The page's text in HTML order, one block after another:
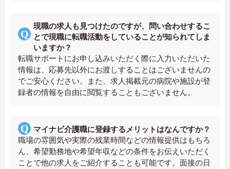
現職の求人も見つけたのですが、問い合わせするこ
とで現職に転職活動をしていることが知られてしま
いますか？
転職サポートにお申し込みいただく際に入力いただいた
情報は、応募先以外にお渡しすることはございませんの
でご安心ください。また、求人掲載元の病院や施設が登
録者の情報を自由に閲覧することもございません。
マイナビ介護職に登録するメリットはなんですか？
職場の雰囲気や実際の残業時間などの情報提供はもちろ
ん、希望勤務地や希望年収などの条件をお伝えいただく
ことで他の求人をご紹介することも可能です。面接の日